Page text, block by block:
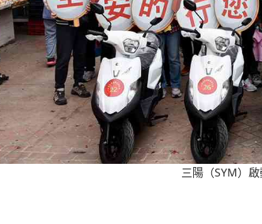
三陽（SYM）